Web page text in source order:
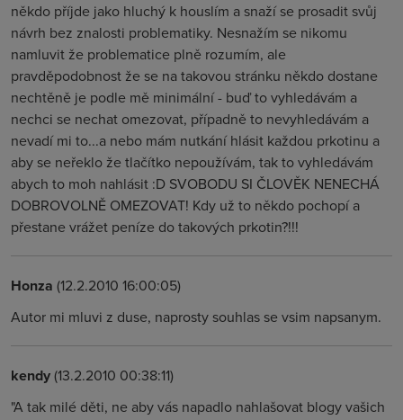
někdo příjde jako hluchý k houslím a snaží se prosadit svůj
návrh bez znalosti problematiky. Nesnažím se nikomu
namluvit že problematice plně rozumím, ale
pravděpodobnost že se na takovou stránku někdo dostane
nechtěně je podle mě minimální - buď to vyhledávám a
nechci se nechat omezovat, případně to nevyhledávám a
nevadí mi to...a nebo mám nutkání hlásit každou prkotinu a
aby se neřeklo že tlačítko nepoužívám, tak to vyhledávám
abych to moh nahlásit :D SVOBODU SI ČLOVĚK NENECHÁ
DOBROVOLNĚ OMEZOVAT! Kdy už to někdo pochopí a
přestane vrážet peníze do takových prkotin?!!!
Honza (12.2.2010 16:00:05)
Autor mi mluvi z duse, naprosty souhlas se vsim napsanym.
kendy(13.2.2010 00:38:11)
"A tak milé děti, ne aby vás napadlo nahlašovat blogy vašich